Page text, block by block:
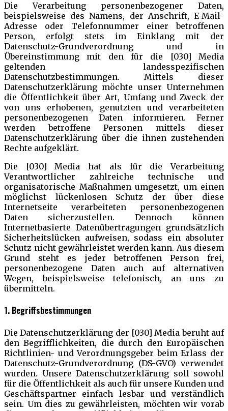
Die Verarbeitung personenbezogener Daten,
beispielsweise des Namens, der Anschrift, E-Mail-
Adresse oder Telefonnummer einer betroffenen
Person, erfolgt stets im Einklang mit der
Datenschutz-Grundverordnung und in
Übereinstimmung mit den für die [030] Media
geltenden landesspezifischen
Datenschutzbestimmungen. Mittels dieser
Datenschutzerklärung möchte unser Unternehmen
die Öffentlichkeit über Art, Umfang und Zweck der
von uns erhobenen, genutzten und verarbeiteten
personenbezogenen Daten informieren. Ferner
werden betroffene Personen mittels dieser
Datenschutzerklärung über die ihnen zustehenden
Rechte aufgeklärt.
Die [030] Media hat als für die Verarbeitung
Verantwortlicher zahlreiche technische und
organisatorische Maßnahmen umgesetzt, um einen
möglichst lückenlosen Schutz der über diese
Internetseite verarbeiteten personenbezogenen
Daten sicherzustellen. Dennoch können
Internetbasierte Datenübertragungen grundsätzlich
Sicherheitslücken aufweisen, sodass ein absoluter
Schutz nicht gewährleistet werden kann. Aus diesem
Grund steht es jeder betroffenen Person frei,
personenbezogene Daten auch auf alternativen
Wegen, beispielsweise telefonisch, an uns zu
übermitteln.
1. Begriffsbestimmungen
Die Datenschutzerklärung der [030] Media beruht auf
den Begrifflichkeiten, die durch den Europäischen
Richtlinien- und Verordnungsgeber beim Erlass der
Datenschutz-Grundverordnung (DS-GVO) verwendet
wurden. Unsere Datenschutzerklärung soll sowohl
für die Öffentlichkeit als auch für unsere Kunden und
Geschäftspartner einfach lesbar und verständlich
sein. Um dies zu gewährleisten, möchten wir vorab